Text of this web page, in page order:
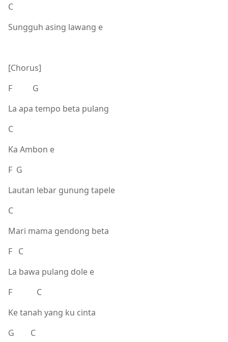
C
Sungguh asing lawang e
[Chorus]
F G
La apa tempo beta pulang
C
Ka Ambon e
F G
Lautan lebar gunung tapele
C
Mari mama gendong beta
F C
La bawa pulang dole e
F C
Ke tanah yang ku cinta
G C